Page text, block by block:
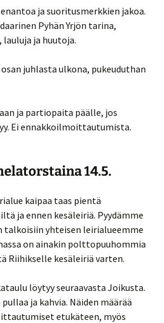
ja suoritusmerkkien jakoa.
Pyhän Yrjön tarina,
ja huutoja.
juhlasta ulkona, pukeuduthan
ja partiopaita päälle, jos
Ei ennakkoilmoittautumista.
14.5.
kaipaa taas pientä
ja ennen kesäleiriä. Pyydämme
talkoisiin yhteisen leirialueemme
on ainakin polttopuuhommia
Riihikselle kesäleiriä varten.
löytyy seuraavasta Joikusta.
ja kahvia. Näiden määrää
etukäteen, myös